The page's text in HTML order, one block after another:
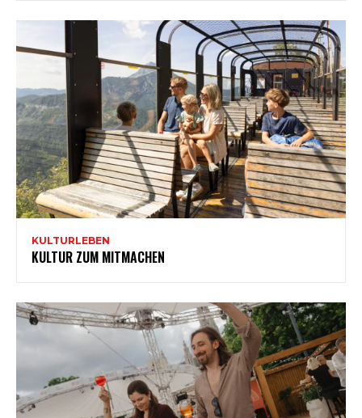
KULTURLEBEN
KULTUR ZUM MITMACHEN